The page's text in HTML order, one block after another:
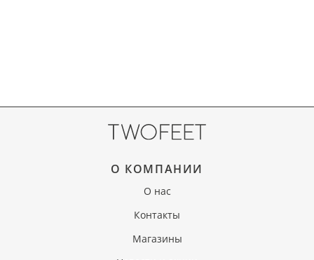
О КОМПАНИИ
О нас
Контакты
Магазины